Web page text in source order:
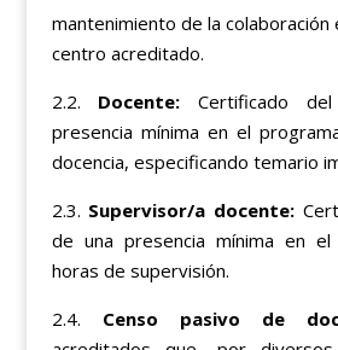
mantenimiento de la
centro acreditado.
2.2. Docente: Certificado
presencia mínima en el
docencia, especificando temario
2.3. Supervisor/a docente:
de una presencia mínima en
horas de supervisión.
2.4. Censo pasivo de